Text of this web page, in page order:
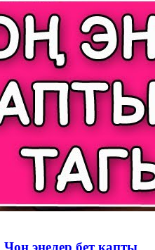
энелер бет капты